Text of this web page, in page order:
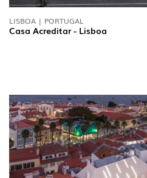
LISBOA | PORTUGAL
Casa Acreditar - Lisboa